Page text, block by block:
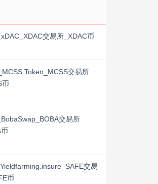
交易所_XDAC币
Token_MCSS交易所
币
交易所
币
交易
币